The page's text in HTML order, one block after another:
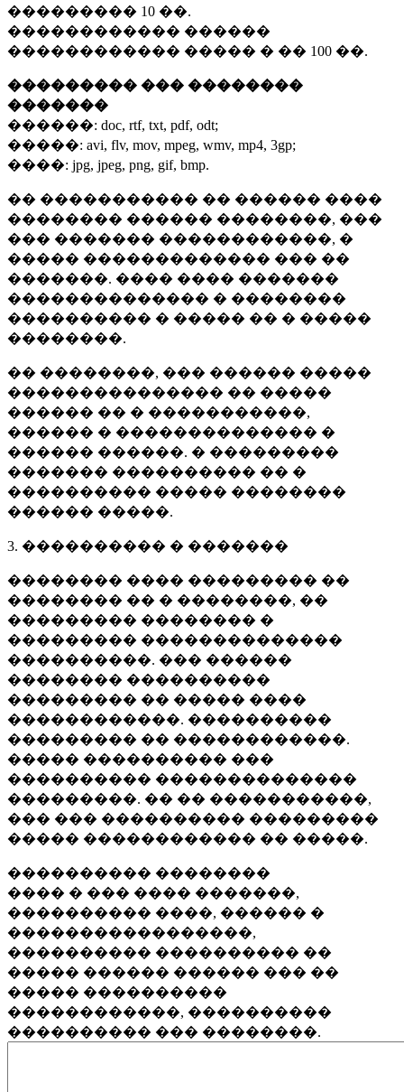
��������� 10 ��.
������������ ������
������������ ����� � �� 100 ��.
��������� ��� ��������
�������
������: doc, rtf, txt, pdf, odt;
�����: avi, flv, mov, mpeg, wmv, mp4, 3gp;
����: jpg, jpeg, png, gif, bmp.
�� ����������� �� ������ ����
�������� ������ ��������, ���
��� ������� ������������, �
����� ������������� ��� ��
�������. ���� ���� �������
�������������� � ��������
���������� � ����� �� � �����
��������.
�� ��������, ��� ������ �����
��������������� �� �����
������ �� � �����������,
������ � �������������� �
������ ������. � ���������
������� ���������� �� �
���������� ����� ��������
������ �����.
3. ���������� � �������
�������� ���� ��������� ��
�������� �� � ��������, ��
��������� �������� �
��������� ��������������
����������. ��� ������
�������� ����������
��������� �� ����� ����
������������. ����������
��������� �� ������������.
����� ���������� ���
���������� ��������������
���������. �� �� �����������,
��� ��� ���������� ���������
����� ������������ �� �����.
���������� ��������
���� � ��� ���� �������,
���������� ����, ������ �
�����������������,
���������� ���������� ��
����� ������ ������ ��� ��
����� ����������
������������, ����������
���������� ��� ��������.